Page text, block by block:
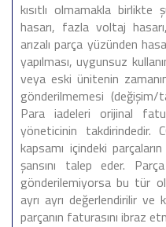
kısıtlı olmamakla birlikte
hasarı, fazla voltaj
arızalı parça yüzünden
yapılması, uygunsuz
veya eski ünitenin
gönderilmemesi (değişim/
Para iadeleri orijinal
yöneticinin takdirindedir.
kapsamı içindeki
şansını talep eder.
gönderilemiyorsa bu tür
ayrı ayrı değerlendirilir ve
parçanın faturasını ibraz